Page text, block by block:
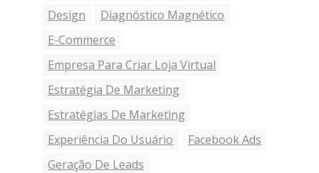
Design
Diagnóstico Magnético
E-Commerce
Empresa Para Criar Loja Virtual
Estratégia De Marketing
Estratégias De Marketing
Experiência Do Usuário
Facebook Ads
Geração De Leads